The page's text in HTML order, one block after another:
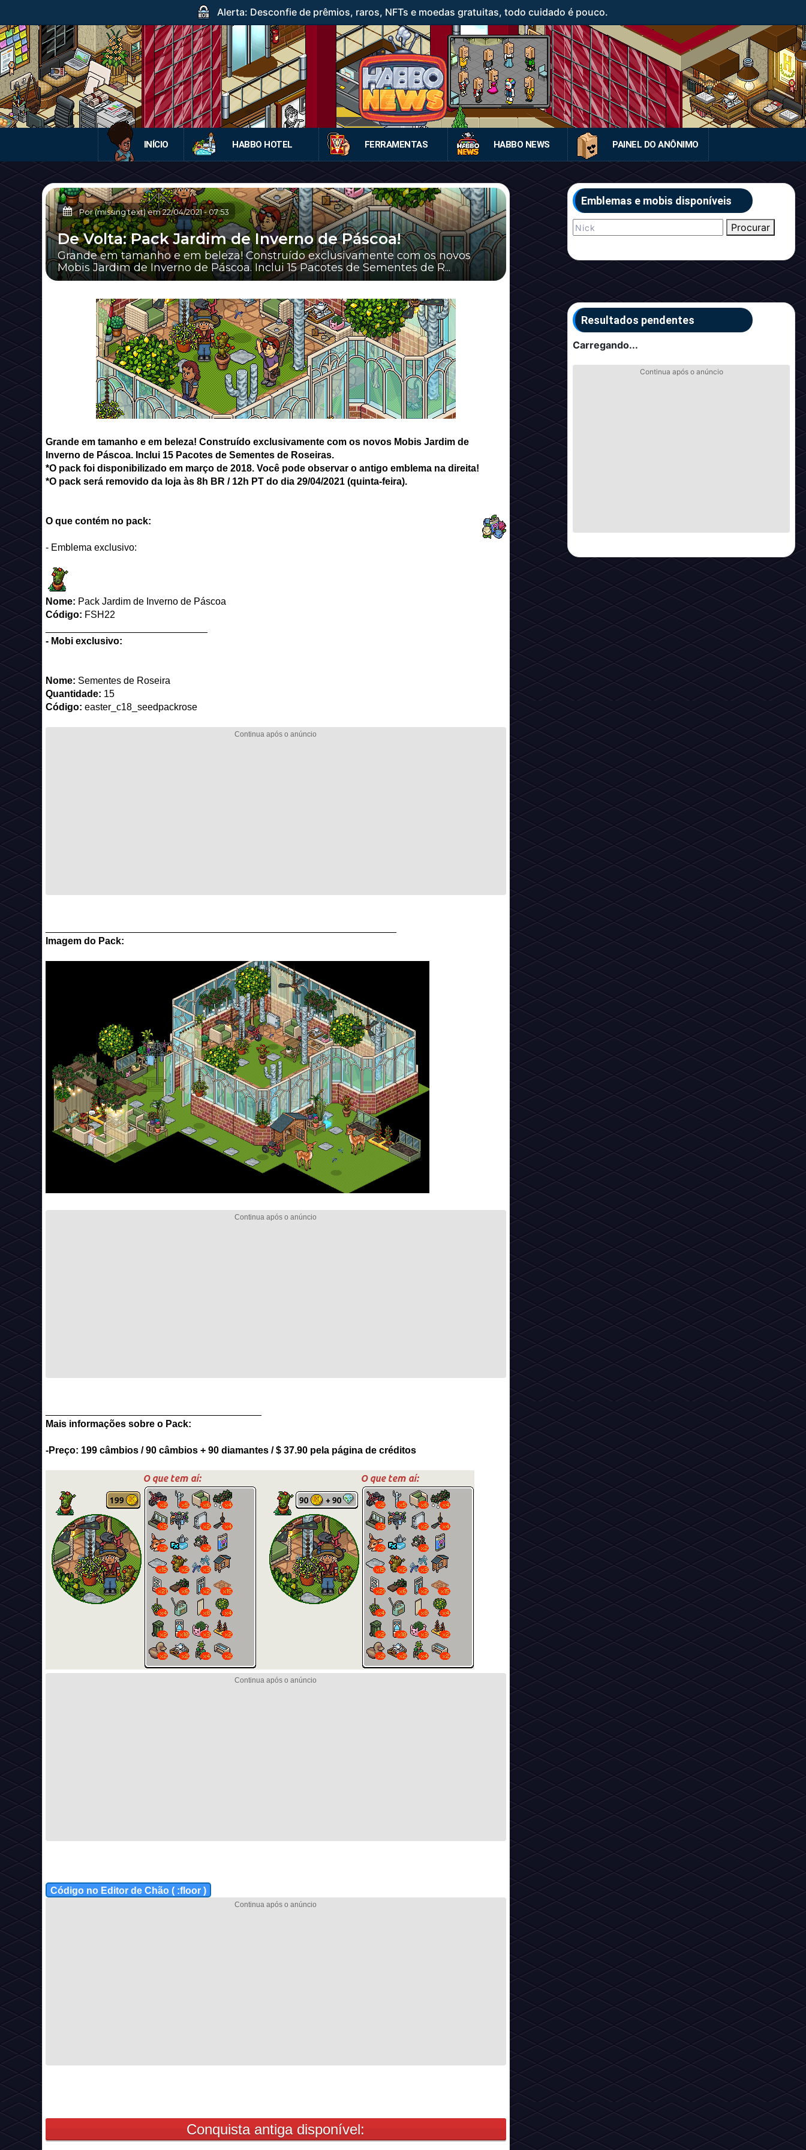
Alerta: Desconfie de prêmios, raros, NFTs e moedas gratuitas, todo cuidado é pouco.
INÍCIO HABBO HOTEL FERRAMENTAS HABBO NEWS PAINEL DO ANÔNIMO
Por (missing text) em22/04/2021-07:53
De Volta: Pack Jardim de Inverno de Páscoa!
Grande em tamanho e em beleza! Construído exclusivamente com os novos
Mobis Jardim de Inverno de Páscoa. Inclui 15 Pacotes de Sementes de R...
Grande em tamanho e em beleza! Construído exclusivamente com os novos Mobis Jardim de
Inverno de Páscoa. Inclui 15 Pacotes de Sementes de Roseiras.
*O pack foi disponibilizado em março de 2018. Você pode observar o antigo emblema na direita!
*O pack será removido da loja às 8h BR / 12h PT do dia 29/04/2021 (quinta-feira).
O que contém no pack:
- Emblema exclusivo:
Nome: Pack Jardim de Inverno de Páscoa
Código: FSH22
- Mobi exclusivo:
Nome: Sementes de Roseira
Quantidade: 15
Código: easter_c18_seedpackrose
Imagem do Pack:
Mais informações sobre o Pack:
-Preço: 199 câmbios / 90 câmbios + 90 diamantes / $ 37.90 pela página de créditos
Código no Editor de Chão ( :floor )
Conquista antiga disponível:
Emblemas e mobis disponíveis
Procurar
Resultados pendentes
Carregando...